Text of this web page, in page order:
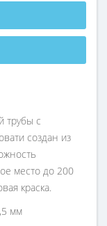
трубы с
создан из
место до 200
краска.
мм